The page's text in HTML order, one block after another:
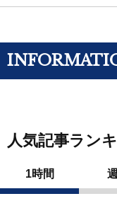
人気記事ラン
1時間